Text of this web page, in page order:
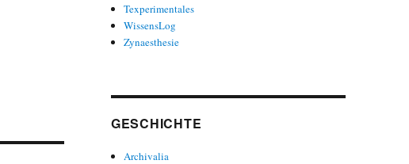
Texperimentales
WissensLog
Zynaesthesie
GESCHICHTE
Archivalia